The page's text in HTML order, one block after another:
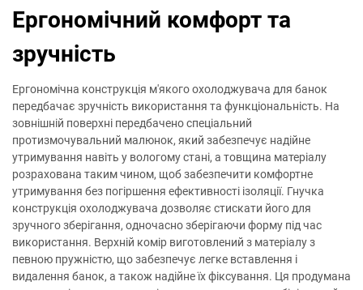
Ергономічний комфорт та
зручність
Ергономічна конструкція м'якого охолоджувача для банок
передбачає зручність використання та функціональність. На
зовнішній поверхні передбачено спеціальний
протизмочувальний малюнок, який забезпечує надійне
утримування навіть у вологому стані, а товщина матеріалу
розрахована таким чином, щоб забезпечити комфортне
утримування без погіршення ефективності ізоляції. Гнучка
конструкція охолоджувача дозволяє стискати його для
зручного зберігання, одночасно зберігаючи форму під час
використання. Верхній комір виготовлений з матеріалу з
певною пружністю, що забезпечує легке вставлення і
видалення банок, а також надійне їх фіксування. Ця продумана